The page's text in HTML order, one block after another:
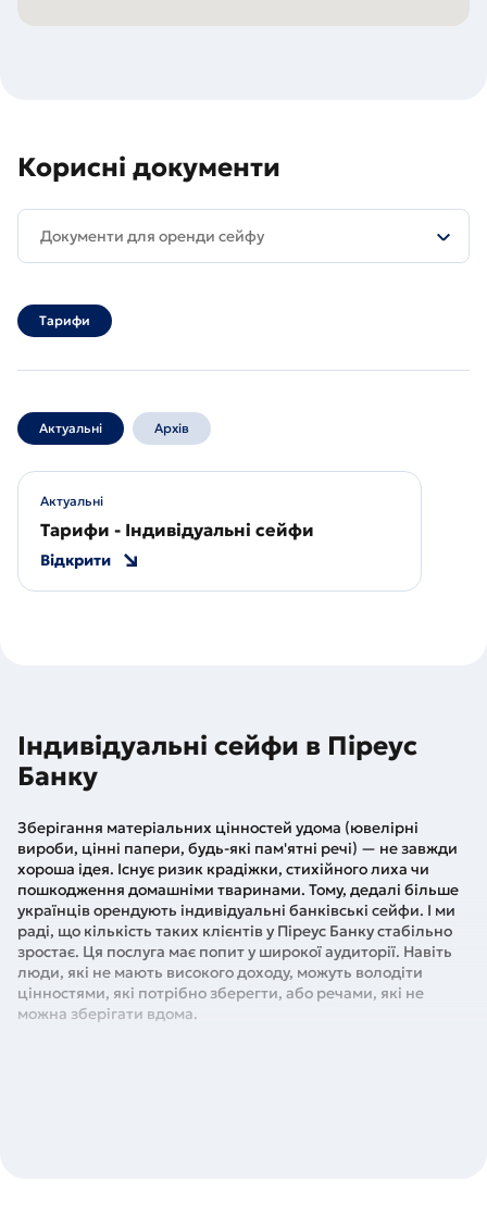
Корисні документи
Документи для оренди сейфу
Тарифи
Актуальні Архів
Актуальні
Тарифи - Індивідуальні сейфи
Відкрити
Індивідуальні сейфи в Піреус
Банку
Зберігання матеріальних цінностей удома (ювелірні
вироби, цінні папери, будь-які пам'ятні речі) — не завжди
хороша ідея. Існує ризик крадіжки, стихійного лиха чи
пошкодження домашніми тваринами. Тому, дедалі більше
українців орендують індивідуальні банківські сейфи. І ми
раді, що кількість таких клієнтів у Піреус Банку стабільно
зростає. Ця послуга має попит у широкої аудиторії. Навіть
люди, які не мають високого доходу, можуть володіти
цінностями, які потрібно зберегти, або речами, які не
можна зберігати вдома.